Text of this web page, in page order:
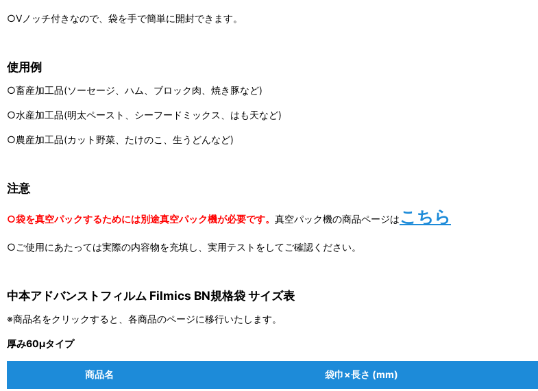
○Vノッチ付きなので、袋を手で簡単に開封できます。
使用例
○畜産加工品(ソーセージ、ハム、ブロック肉、焼き豚など)
○水産加工品(明太ペースト、シーフードミックス、はも天など)
○農産加工品(カット野菜、たけのこ、生うどんなど)
注意
○袋を真空パックするためには別途真空パック機が必要です。 真空パック機の商品ページはこちら
○ご使用にあたっては実際の内容物を充填し、実用テストをしてご確認ください。
中本アドバンストフィルム Filmics BN規格袋 サイズ表
※商品名をクリックすると、各商品のページに移行いたします。
厚み60μタイプ
商品名 袋巾×長さ (mm)